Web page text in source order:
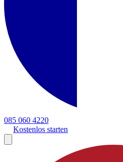
085 060 4220
Kostenlos starten